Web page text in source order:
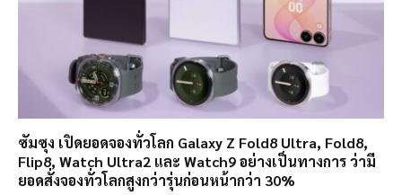
ซัมซุง เปิดยอดจองทั่วโลก Galaxy Z Fold8 Ultra, Fold8,
Flip8, Watch Ultra2 และ Watch9 อย่างเป็นทางการ ว่ามี
ยอดสั่งจองทั่วโลกสูงกว่ารุ่นก่อนหน้ากว่า 30%